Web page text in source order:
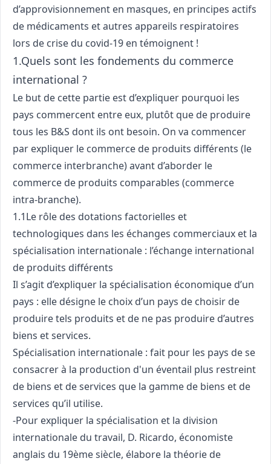
d’approvisionnement en masques, en principes actifs
de médicaments et autres appareils respiratoires
lors de crise du covid-19 en témoignent !
1.Quels sont les fondements du commerce
international ?
Le but de cette partie est d’expliquer pourquoi les
pays commercent entre eux, plutôt que de produire
tous les B&S dont ils ont besoin. On va commencer
par expliquer le commerce de produits différents (le
commerce interbranche) avant d’aborder le
commerce de produits comparables (commerce
intra-branche).
1.1Le rôle des dotations factorielles et
technologiques dans les échanges commerciaux et la
spécialisation internationale : l’échange international
de produits différents
Il s’agit d’expliquer la spécialisation économique d’un
pays : elle désigne le choix d’un pays de choisir de
produire tels produits et de ne pas produire d’autres
biens et services.
Spécialisation internationale : fait pour les pays de se
consacrer à la production d'un éventail plus restreint
de biens et de services que la gamme de biens et de
services qu’il utilise.
-Pour expliquer la spécialisation et la division
internationale du travail, D. Ricardo, économiste
anglais du 19ème siècle, élabore la théorie de